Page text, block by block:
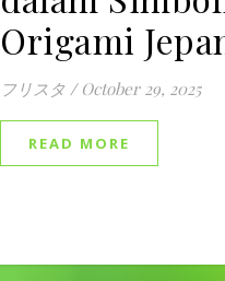
Origami
フリスタ / October 29, 2025
READ MORE